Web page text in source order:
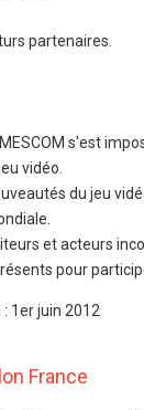
partenaires.
s'est
vidéo.
du jeu
et acteurs
pour
1er juin 2012
France